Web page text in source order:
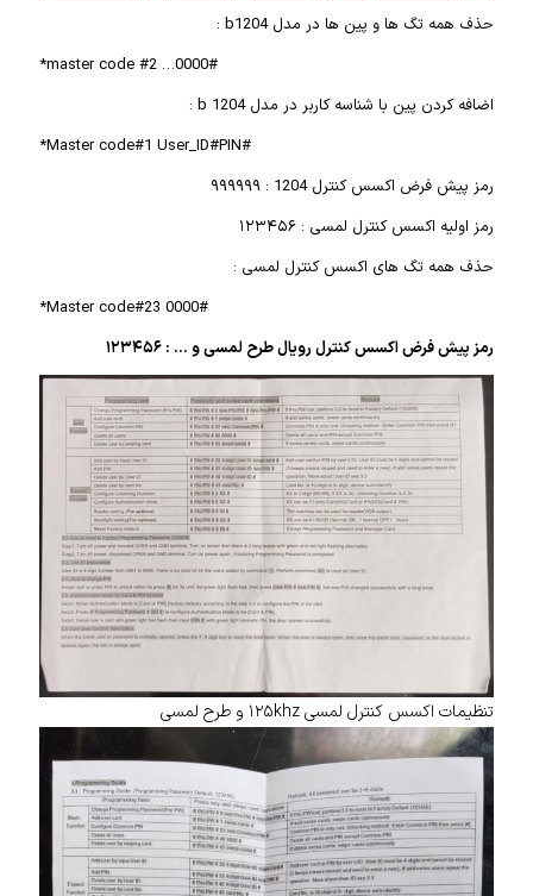
حذف همه تگ ها و پین ها در مدل b1204 :
master code #2 …0000#*
اضافه کردن پین با شناسه کاربر در مدل b 1204 :
#Master code#1 User_ID#PIN*
رمز پیش فرض اکسس کنترل 1204 : ۹۹۹۹۹۹
رمز اولیه اکسس کنترل لمسی : ۱۲۳۴۵۶
حذف همه تگ های اکسس کنترل لمسی :
Master code#23 0000#*
رمز پیش فرض اکسس کنترل رویال طرح لمسی و … : ۱۲۳۴۵۶
تنظیمات اکسس کنترل لمسی ۱۲۵khz و طرح لمسی